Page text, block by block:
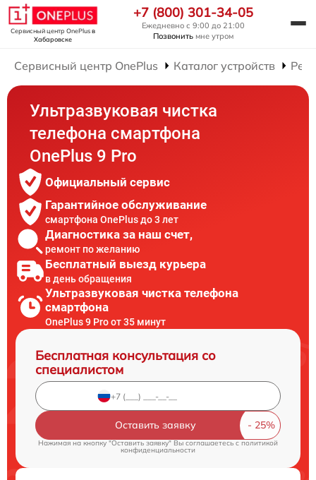
Сервисный центр OnePlusв
Хабаровске
+7 (800) 301-34-05
Ежедневно с 9:00 до 21:00
Позвонить мне утром
Сервисный центр OnePlus Каталог устройств
Ультразвуковая чистка
телефона смартфона
OnePlus 9 Pro
Официальный сервис
Гарантийное обслуживание
смартфона OnePlus до 3 лет
Диагностика за наш счет,
ремонт по желанию
Бесплатный выезд курьера
в день обращения
Ультразвуковая чистка телефона
смартфона
OnePlus 9 Pro от 35 минут
Бесплатная консультация со
специалистом
Оставить заявку
Нажимая на кнопку "Оставить заявку" Вы соглашаетесь c политикой
конфиденциальности